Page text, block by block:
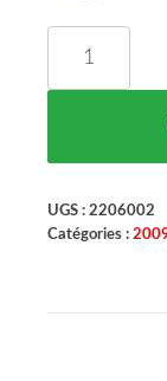
UGS : 2206002
Catégories :